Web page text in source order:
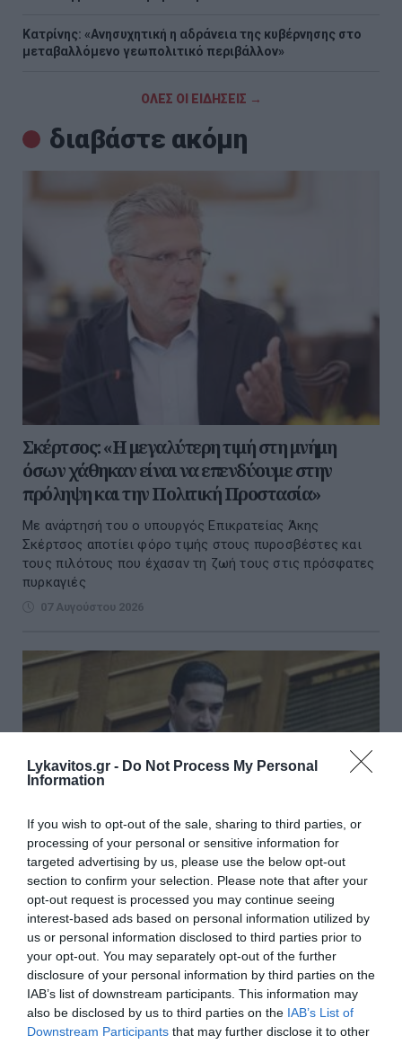
Lykavitos.gr - Do Not Process My Personal
Information
If you wish to opt-out of the sale, sharing to third parties, or
processing of your personal or sensitive information for
targeted advertising by us, please use the below opt-out
section to confirm your selection. Please note that after your
opt-out request is processed you may continue seeing
interest-based ads based on personal information utilized by
us or personal information disclosed to third parties prior to
your opt-out. You may separately opt-out of the further
disclosure of your personal information by third parties on the
IAB’s list of downstream participants. This information may
also be disclosed by us to third parties on the IAB’s List of
Downstream Participants that may further disclose it to other
Κατρίνης: «Ανησυχητική η αδράνεια της κυβέρνησης στο
μεταβαλλόμενο γεωπολιτικό περιβάλλον»
ΟΛΕΣ ΟΙ ΕΙΔΗΣΕΙΣ →
διαβάστε ακόμη
Σκέρτσος: «Η μεγαλύτερη τιμή στη μνήμη
όσων χάθηκαν είναι να επενδύουμε στην
πρόληψη και την Πολιτική Προστασία»
Με ανάρτησή του ο υπουργός Επικρατείας Άκης
Σκέρτσος αποτίει φόρο τιμής στους πυροσβέστες και
τους πιλότους που έχασαν τη ζωή τους στις πρόσφατες
πυρκαγιές
07 Αυγούστου 2026
Κατρίνης: «Ανησυχητική η αδράνεια της
κυβέρνησης στο μεταβαλλόμενο γεωπολιτικό
περιβάλλον»
«Στον απόηχο των «πανηγυρισμών» της κυβέρνησης για
το έργο ηλεκτρικής διασύνδεσης Ελλάδας-Κύπρου και
τις αποτρεπτικές ενέργειες της ελληνικής